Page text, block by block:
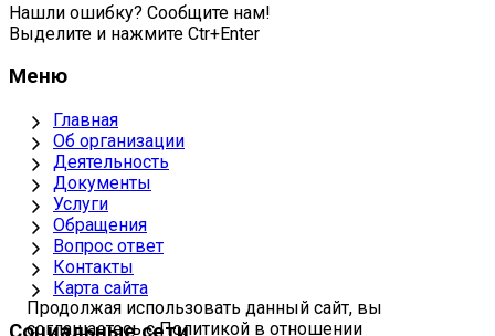
Нашли ошибку? Сообщите нам!
Выделите и нажмите Ctr+Enter
Меню
Главная
Об организации
Деятельность
Документы
Услуги
Обращения
Вопрос ответ
Контакты
Карта сайта
Продолжая использовать данный сайт, вы
соглашаетесь с Политикой в отношении